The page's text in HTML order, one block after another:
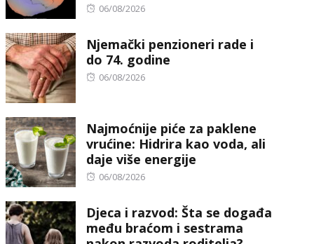
Posted
06/08/2026
Njemački penzioneri rade i
do 74. godine
Posted
06/08/2026
Najmoćnije piće za paklene
vrućine: Hidrira kao voda, ali
daje više energije
Posted
06/08/2026
Djeca i razvod: Šta se događa
među braćom i sestrama